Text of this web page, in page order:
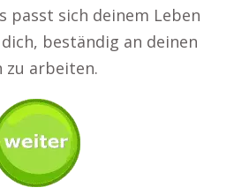
passt sich deinem Leben
beständig an deinen
arbeiten.